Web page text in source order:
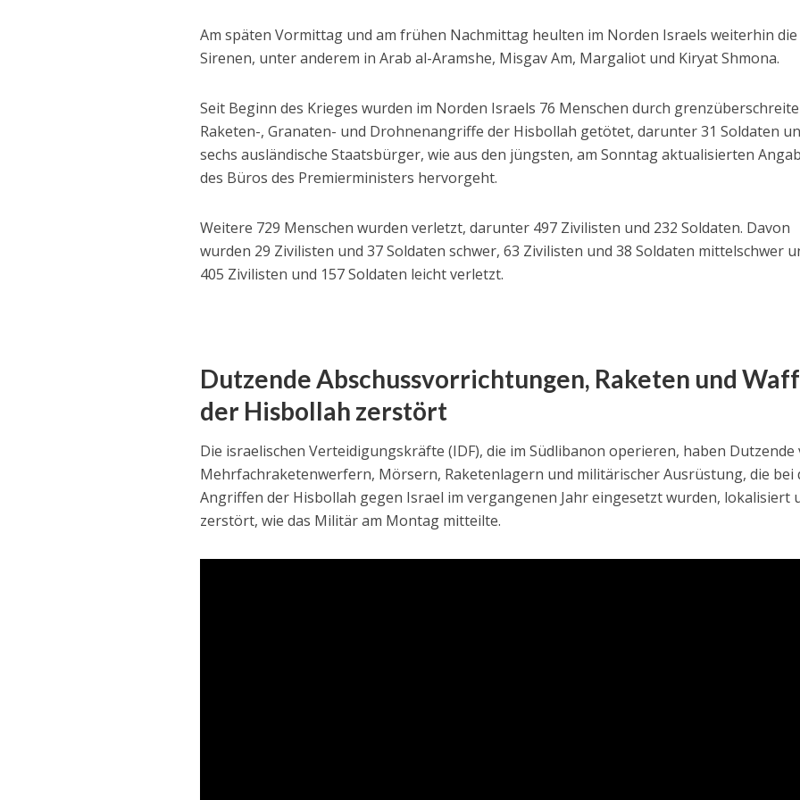
Am späten Vormittag und am frühen Nachmittag heulten im Norden Israels weiterhin die
Sirenen, unter anderem in Arab al-Aramshe, Misgav Am, Margaliot und Kiryat Shmona.
Seit Beginn des Krieges wurden im Norden Israels 76 Menschen durch
Raketen-, Granaten- und Drohnenangriffe der Hisbollah getötet, darunter 31 Soldaten
sechs ausländische Staatsbürger, wie aus den jüngsten, am Sonntag aktualisierten
des Büros des Premierministers hervorgeht.
Weitere 729 Menschen wurden verletzt, darunter 497 Zivilisten und 232 Soldaten. Davon
wurden 29 Zivilisten und 37 Soldaten schwer, 63 Zivilisten und 38 Soldaten mittelschwer
405 Zivilisten und 157 Soldaten leicht verletzt.
Dutzende Abschussvorrichtungen, Raketen und
der Hisbollah zerstört
Die israelischen Verteidigungskräfte (IDF), die im Südlibanon operieren, haben Dutzende
Mehrfachraketenwerfern, Mörsern, Raketenlagern und militärischer Ausrüstung, die bei
Angriffen der Hisbollah gegen Israel im vergangenen Jahr eingesetzt wurden, lokalisiert
zerstört, wie das Militär am Montag mitteilte.